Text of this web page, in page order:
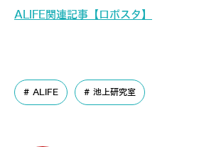
ALIFE関連記事【ロボスタ】
ALIFE 池上研究室